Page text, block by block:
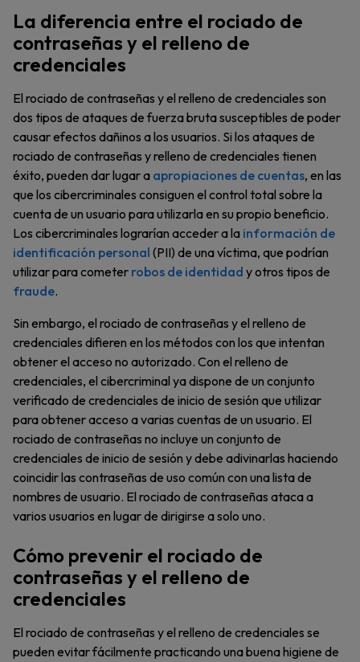
La diferencia entre el rociado de
contraseñas y el relleno de
credenciales
El rociado de contraseñas y el relleno de credenciales son
dos tipos de ataques de fuerza bruta susceptibles de poder
causar efectos dañinos a los usuarios. Si los ataques de
rociado de contraseñas y relleno de credenciales tienen
éxito, pueden dar lugar a apropiaciones de cuentas, en las
que los cibercriminales consiguen el control total sobre la
cuenta de un usuario para utilizarla en su propio beneficio.
Los cibercriminales lograrían acceder a la información de
identificación personal (PII) de una víctima, que podrían
utilizar para cometer robos de identidad y otros tipos de
fraude.
Sin embargo, el rociado de contraseñas y el relleno de
credenciales difieren en los métodos con los que intentan
obtener el acceso no autorizado. Con el relleno de
credenciales, el cibercriminal ya dispone de un conjunto
verificado de credenciales de inicio de sesión que utilizar
para obtener acceso a varias cuentas de un usuario. El
rociado de contraseñas no incluye un conjunto de
credenciales de inicio de sesión y debe adivinarlas haciendo
coincidir las contraseñas de uso común con una lista de
nombres de usuario. El rociado de contraseñas ataca a
varios usuarios en lugar de dirigirse a solo uno.
Cómo prevenir el rociado de
contraseñas y el relleno de
credenciales
El rociado de contraseñas y el relleno de credenciales se
pueden evitar fácilmente practicando una buena higiene de